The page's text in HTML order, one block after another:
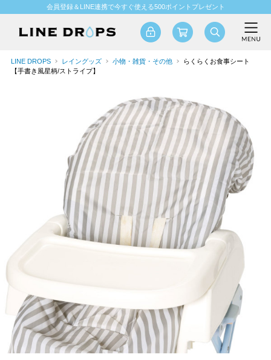
会員登録＆LINE連携で今すぐ使える500ポイントプレゼント
LINE DROPS レイングッズ 小物・雑貨・その他
らくらくお食事シート
【手書き風星柄/ストライプ】